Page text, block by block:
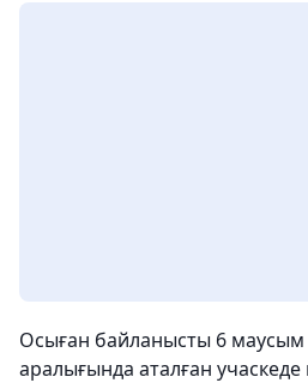
Осыған байланысты 6 маусым
аралығында аталған учаскеде